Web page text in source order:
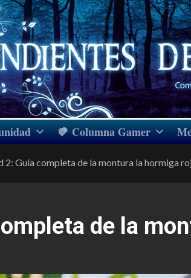
Columna Gamer
2: Guía completa de la montura la hormiga
de la